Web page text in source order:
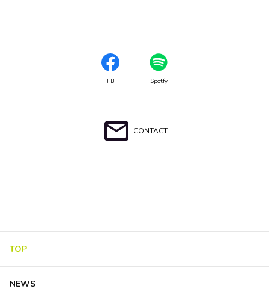
FB Spotfy
CONTACT
TOP
NEWS